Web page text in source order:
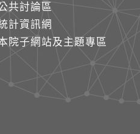
共討論區
計資訊網
院子網站及主題專區